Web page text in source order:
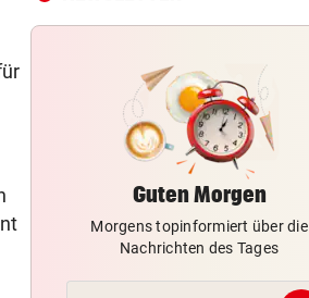
UKRAINISCHE DROHNEN vor
weiterhin unter Beschuss
HYPE BEI SPORTLERN vor 29
So wirkt Kreatin: Der
„Muskelmacher“ im Check
FOLGE VON FREITAG vor 29
Aufstehen, mitmachen und
Gefühl genießen
Guten Morgen
Morgens topinformiert über die
Nachrichten des Tages